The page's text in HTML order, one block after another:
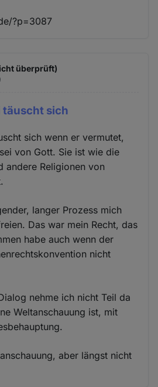
?p=3087
überprüft)
täuscht sich
sich wenn er vermutet,
von Gott. Sie ist wie die
andere Religionen von
langer Prozess mich
Das war mein Recht, das
habe auch wenn der
nicht
nehme ich nicht Teil da
Weltanschauung ist, mit
aber längst nicht